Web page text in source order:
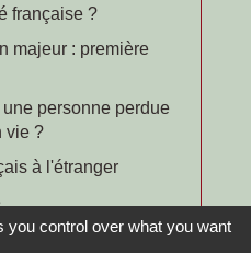
française ?
majeur : première
personne perdue
vie ?
à l'étranger
la carte d'identité d'un
control over what you want